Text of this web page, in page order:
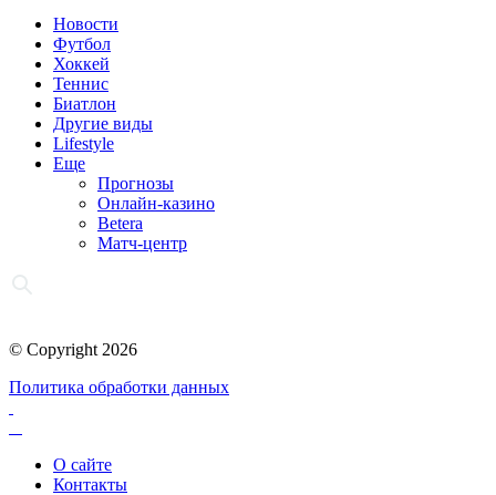
Новости
Футбол
Хоккей
Теннис
Биатлон
Другие виды
Lifestyle
Еще
Прогнозы
Онлайн-казино
Betera
Матч-центр
© Copyright 2026
Политика обработки данных
О сайте
Контакты